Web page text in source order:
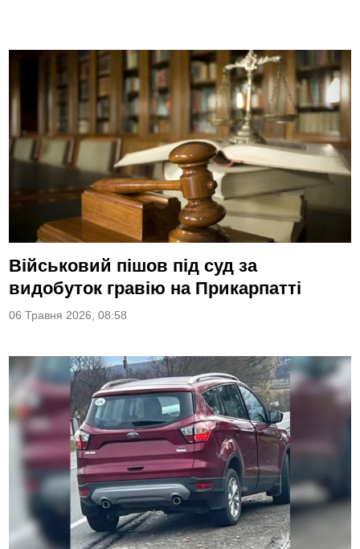
Військовий пішов під суд за
видобуток гравію на Прикарпатті
06 Травня 2026, 08:58